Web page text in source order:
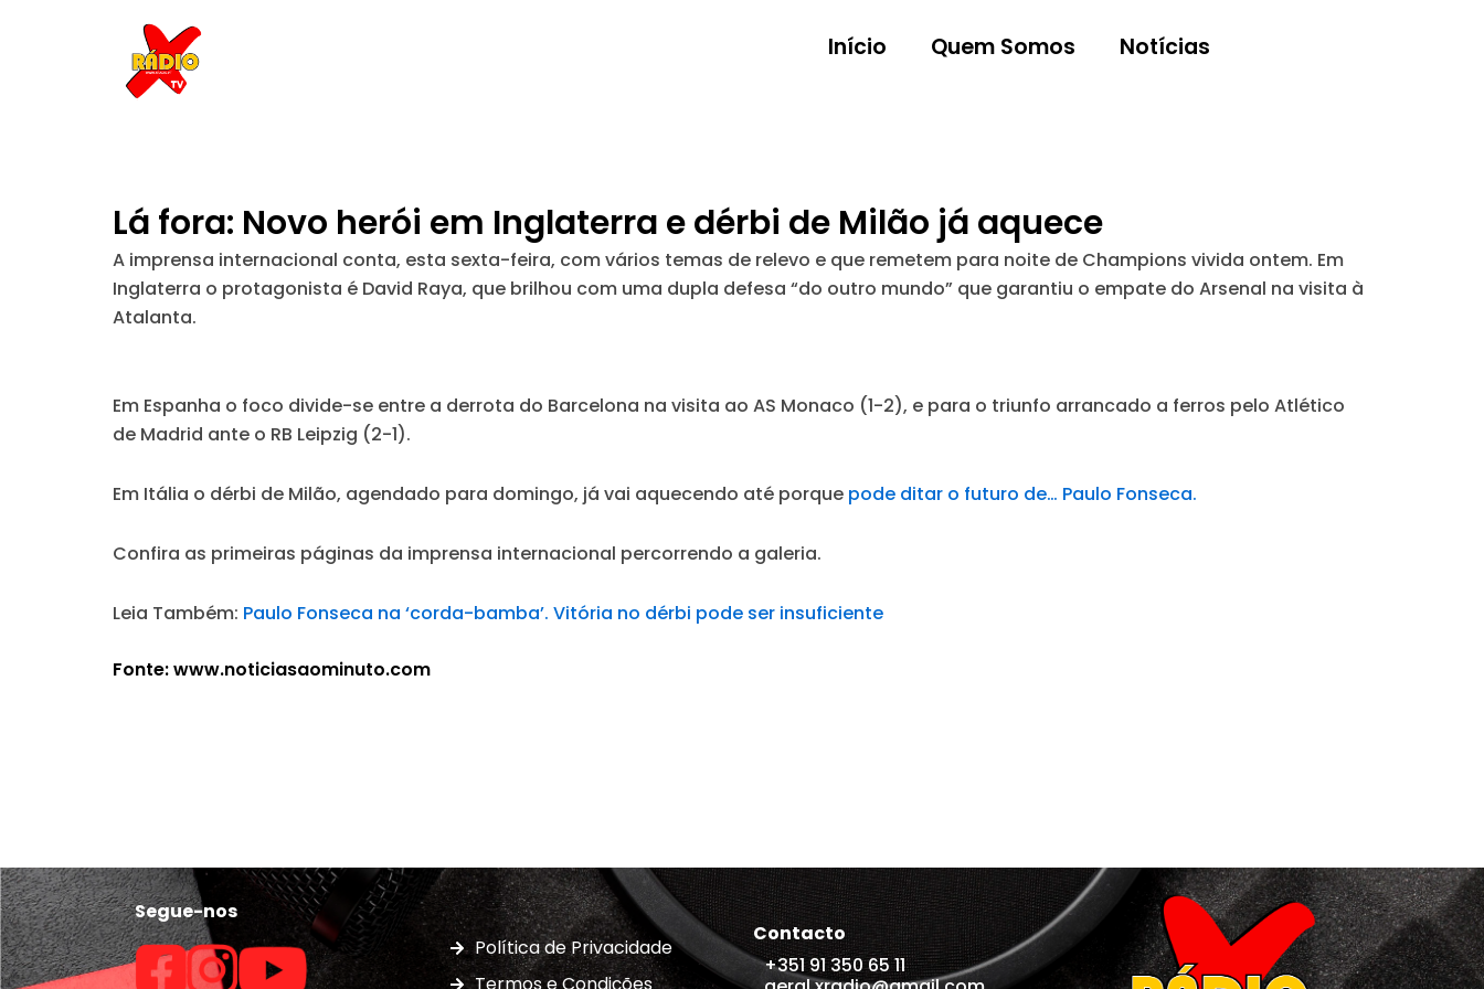
Início Quem Somos Notícias
Lá fora: Novo herói em Inglaterra e dérbi de Milão já aquece
A imprensa internacional conta, esta sexta-feira, com vários temas de relevo e que remetem para noite de Champions vivida ontem. Em
Inglaterra o protagonista é David Raya, que brilhou com uma dupla defesa “do outro mundo” que garantiu o empate do Arsenal na visita à
Atalanta.
Em Espanha o foco divide-se entre a derrota do Barcelona na visita ao AS Monaco (1-2), e para o triunfo arrancado a ferros pelo Atlético
de Madrid ante o RB Leipzig (2-1).
Em Itália o dérbi de Milão, agendado para domingo, já vai aquecendo até porque pode ditar o futuro de… Paulo Fonseca.
Confira as primeiras páginas da imprensa internacional percorrendo a galeria.
Leia Também: Paulo Fonseca na ‘corda-bamba’. Vitória no dérbi pode ser insuficiente
Fonte: www.noticiasaominuto.com
Segue-nos
Política de Privacidade
Contacto
+351 91 350 65 11